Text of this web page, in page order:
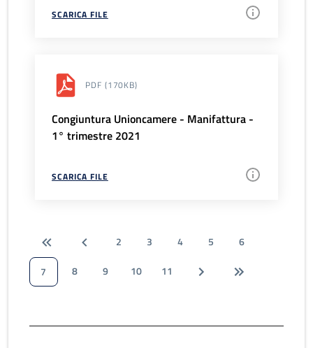
SCARICA FILE
PDF (170KB)
Congiuntura Unioncamere - Manifattura -
1° trimestre 2021
SCARICA FILE
2 3 4 5
6
7
8 9 10 11